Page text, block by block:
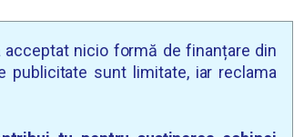
nicio formă de finanțare din
publicitate sunt limitate, iar reclama